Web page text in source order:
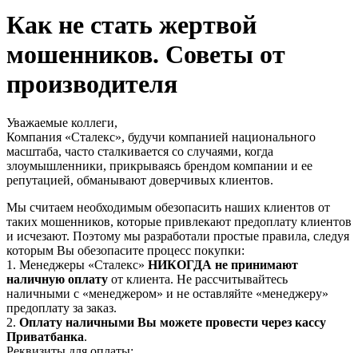
Как не стать жертвой
мошенников. Советы от
производителя
Уважаемые коллеги,
Компания «Сталекс», будучи компанией национального
масштаба, часто сталкивается со случаями, когда
злоумышленники, прикрываясь брендом компании и ее
репутацией, обманывают доверчивых клиентов.
Мы считаем необходимым обезопасить наших клиентов от
таких мошенников, которые привлекают предоплату клиентов
и исчезают. Поэтому мы разработали простые правила, следуя
которым Вы обезопасите процесс покупки:
1. Менеджеры «Сталекс» НИКОГДА не принимают
наличную оплату от клиента. Не рассчитывайтесь
наличными с «менеджером» и не оставляйте «менеджеру»
предоплату за заказ.
2. Оплату наличными Вы можете провести через кассу
Приватбанка.